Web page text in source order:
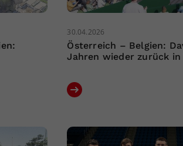
30.04.2026
Österreich – Belgien:
Jahren wieder zurück in